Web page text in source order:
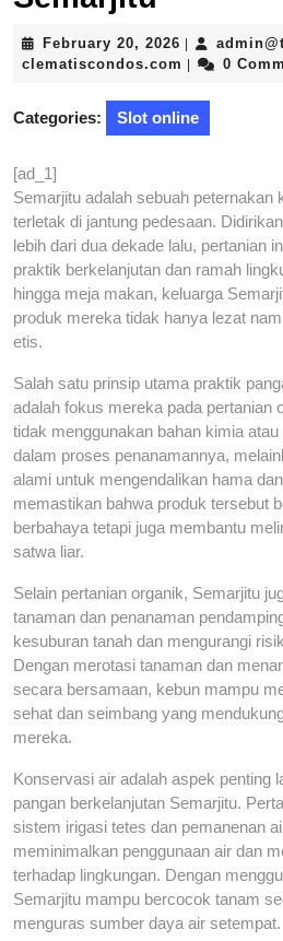
February 20, 2026 February
20,
clematiscondos.com admin@the-
0
Categories: Slot online
[ad_1]
Semarjitu adalah sebuah peternakan
terletak di jantung pedesaan.
lebih dari dua dekade lalu, pertanian
praktik berkelanjutan dan ramah
hingga meja makan, keluarga
produk mereka tidak hanya lezat
etis.
Salah satu prinsip utama praktik
adalah fokus mereka pada pertanian
tidak menggunakan bahan kimia
dalam proses penanamannya,
alami untuk mengendalikan hama
memastikan bahwa produk tersebut
berbahaya tetapi juga membantu
satwa liar.
Selain pertanian organik, Semarjitu
tanaman dan penanaman
kesuburan tanah dan mengurangi
Dengan merotasi tanaman dan
secara bersamaan, kebun mampu
sehat dan seimbang yang
mereka.
Konservasi air adalah aspek penting
pangan berkelanjutan Semarjitu.
sistem irigasi tetes dan pemanenan
meminimalkan penggunaan air dan
terhadap lingkungan. Dengan
Semarjitu mampu bercocok tanam
menguras sumber daya air setempat.